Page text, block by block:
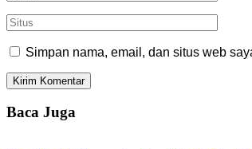
Simpan nama, email, dan situs web
Baca Juga